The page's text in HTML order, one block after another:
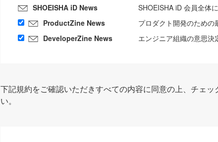
SHOEISHA iD News
SHOEISHA iD 会員全体
ProductZine News
プロダクト開発のための
DeveloperZine News
エンジニア組織の意思決
下記規約をご確認いただきすべての内容に同意の上、チェ
い。